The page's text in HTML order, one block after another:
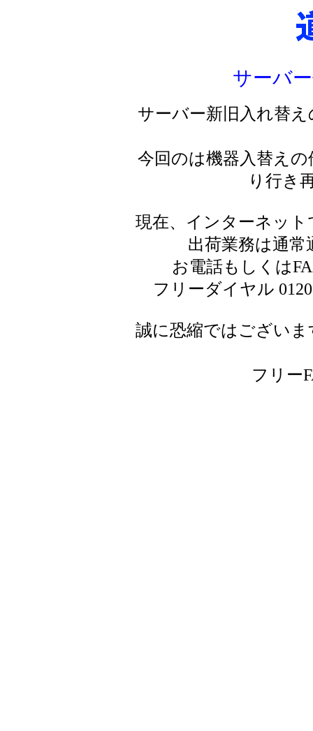
サーバ
サーバー新旧入れ替
今回のは機器入替え
り行き
現在、インターネッ
出荷業務は通
お電話もしくは
フリーダイヤル
誠に恐縮ではござい
フリー